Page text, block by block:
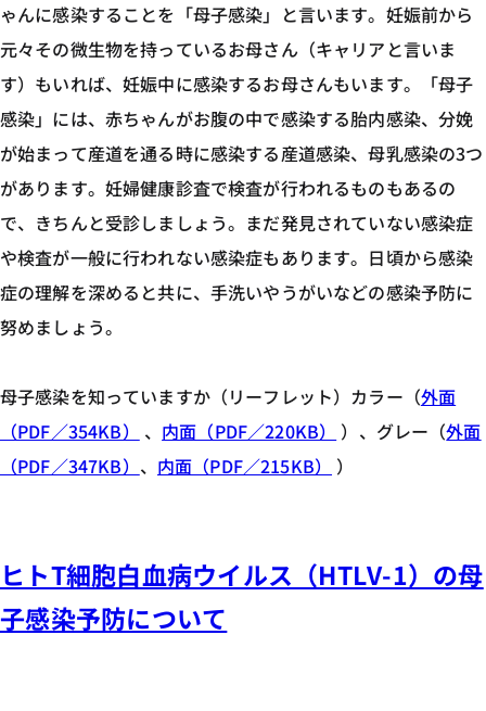
ゃんに感染することを「母子感染」と言います。妊娠前から
元々その微生物を持っているお母さん（キャリアと言いま
す）もいれば、妊娠中に感染するお母さんもいます。「母子
感染」には、赤ちゃんがお腹の中で感染する胎内感染、分娩
が始まって産道を通る時に感染する産道感染、母乳感染の3つ
があります。妊婦健康診査で検査が行われるものもあるの
で、きちんと受診しましょう。まだ発見されていない感染症
や検査が一般に行われない感染症もあります。日頃から感染
症の理解を深めると共に、手洗いやうがいなどの感染予防に
努めましょう。
母子感染を知っていますか（リーフレット）カラー（外面
（PDF／354KB）
、 内面（PDF／220KB） ）、グレー（外面
（PDF／347KB） 、 内面（PDF／215KB） ）
ヒトT細胞白血病ウイルス（HTLV-1）の母
子感染予防について